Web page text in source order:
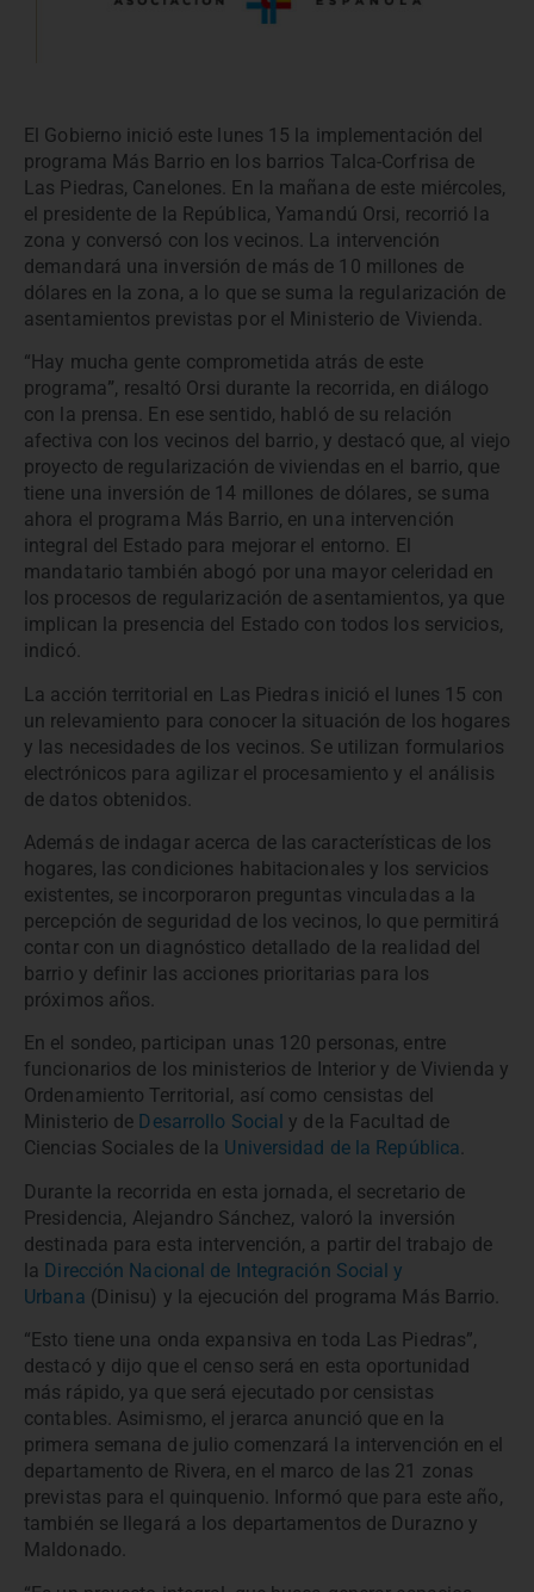
El Gobierno inició este lunes 15 la implementación del
programa Más Barrio en los barrios Talca-Corfrisa de
Las Piedras, Canelones. En la mañana de este miércoles,
el presidente de la República, Yamandú Orsi, recorrió la
zona y conversó con los vecinos. La intervención
demandará una inversión de más de 10 millones de
dólares en la zona, a lo que se suma la regularización de
asentamientos previstas por el Ministerio de Vivienda.
“Hay mucha gente comprometida atrás de este
programa”, resaltó Orsi durante la recorrida, en diálogo
con la prensa. En ese sentido, habló de su relación
afectiva con los vecinos del barrio, y destacó que, al viejo
proyecto de regularización de viviendas en el barrio, que
tiene una inversión de 14 millones de dólares, se suma
ahora el programa Más Barrio, en una intervención
integral del Estado para mejorar el entorno. El
mandatario también abogó por una mayor celeridad en
los procesos de regularización de asentamientos, ya que
implican la presencia del Estado con todos los servicios,
indicó.
La acción territorial en Las Piedras inició el lunes 15 con
un relevamiento para conocer la situación de los hogares
y las necesidades de los vecinos. Se utilizan formularios
electrónicos para agilizar el procesamiento y el análisis
de datos obtenidos.
Además de indagar acerca de las características de los
hogares, las condiciones habitacionales y los servicios
existentes, se incorporaron preguntas vinculadas a la
percepción de seguridad de los vecinos, lo que permitirá
contar con un diagnóstico detallado de la realidad del
barrio y definir las acciones prioritarias para los
próximos años.
En el sondeo, participan unas 120 personas, entre
funcionarios de los ministerios de Interior y de Vivienda y
Ordenamiento Territorial, así como censistas del
Ministerio de Desarrollo Social y de la Facultad de
Ciencias Sociales de la Universidad de la República.
Durante la recorrida en esta jornada, el secretario de
Presidencia, Alejandro Sánchez, valoró la inversión
destinada para esta intervención, a partir del trabajo de
la Dirección Nacional de Integración Social y
Urbana (Dinisu) y la ejecución del programa Más Barrio.
“Esto tiene una onda expansiva en toda Las Piedras”,
destacó y dijo que el censo será en esta oportunidad
más rápido, ya que será ejecutado por censistas
contables. Asimismo, el jerarca anunció que en la
primera semana de julio comenzará la intervención en el
departamento de Rivera, en el marco de las 21 zonas
previstas para el quinquenio. Informó que para este año,
también se llegará a los departamentos de Durazno y
Maldonado.